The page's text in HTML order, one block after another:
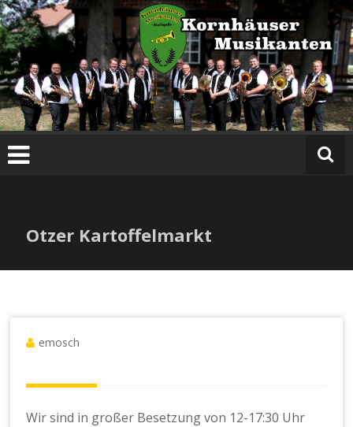
Zum
Inhalt
springen
Otzer Kartoffelmarkt
emosch
Wir sind in großer Besetzung von 12-17:30 Uhr